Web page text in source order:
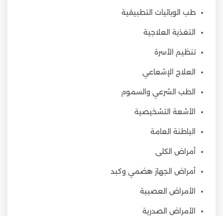
طب الوبائيات التطبيقية
التغذية العلاجية
تنظيم الأسرة
العلاج الإشعاعي
الطب الشرعي والسموم
الأشعة التشخيصية
الباطنة العامة
أمراض الكلى
أمراض الجهاز هضمي وكبد
الأمراض العصبية
الأمراض الصدرية